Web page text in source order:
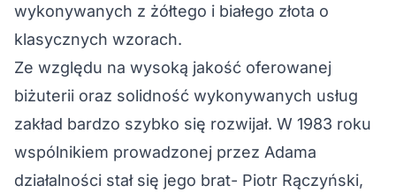
wykonywanych z żółtego i białego złota o
klasycznych wzorach.
Ze względu na wysoką jakość oferowanej
biżuterii oraz solidność wykonywanych usług
zakład bardzo szybko się rozwijał. W 1983 roku
wspólnikiem prowadzonej przez Adama
działalności stał się jego brat- Piotr Rączyński,